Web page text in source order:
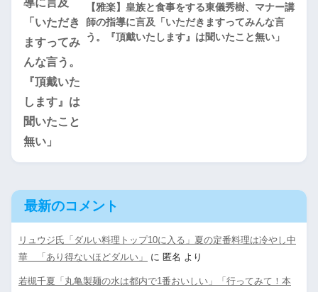
【雅楽】皇族と食事をする東儀秀樹、マナー講
師の指導に言及「いただきますってみんな言
う。『頂戴いたします』は聞いたこと無い」
最新のコメント
リュウジ氏「ダルい料理トップ10に入る」夏の定番料理は冷やし中
華 「あり得ないほどダルい」
に 匿名 より
若槻千夏「丸亀製麺の水は都内で1番おいしい」「行ってみて！本